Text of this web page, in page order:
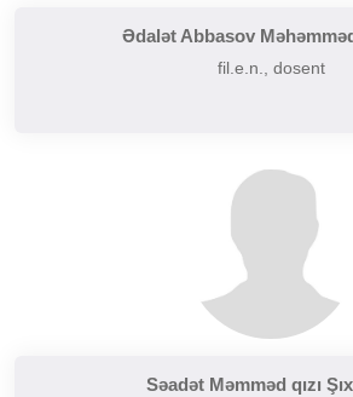
Ədalət Abbasov
fil.e.n., dosent
Səadət Məmməd qızı